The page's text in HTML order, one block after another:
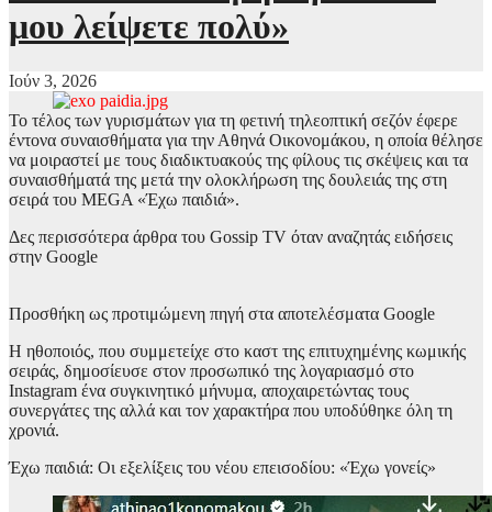
μου λείψετε πολύ»
Ιούν 3, 2026
Το τέλος των γυρισμάτων για τη φετινή τηλεοπτική σεζόν έφερε
έντονα συναισθήματα για την Αθηνά Οικονομάκου, η οποία θέλησε
να μοιραστεί με τους διαδικτυακούς της φίλους τις σκέψεις και τα
συναισθήματά της μετά την ολοκλήρωση της δουλειάς της στη
σειρά του MEGA «Έχω παιδιά».
Δες περισσότερα άρθρα του Gossip TV όταν αναζητάς ειδήσεις
στην Google
Προσθήκη ως προτιμώμενη πηγή στα αποτελέσματα Google
Η ηθοποιός, που συμμετείχε στο καστ της επιτυχημένης κωμικής
σειράς, δημοσίευσε στον προσωπικό της λογαριασμό στο
Instagram ένα συγκινητικό μήνυμα, αποχαιρετώντας τους
συνεργάτες της αλλά και τον χαρακτήρα που υποδύθηκε όλη τη
χρονιά.
Έχω παιδιά: Οι εξελίξεις του νέου επεισοδίου: «Έχω γονείς»